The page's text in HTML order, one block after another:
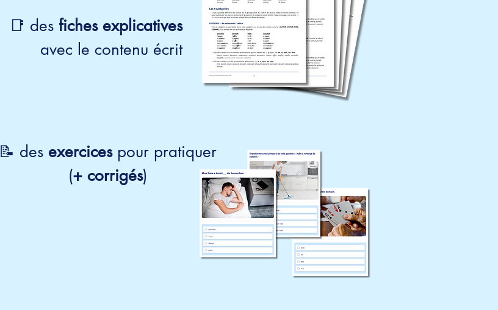
📝 des exercices pour pratiquer
(+ corrigés)
📑 des fiches explicatives
avec le contenu écrit